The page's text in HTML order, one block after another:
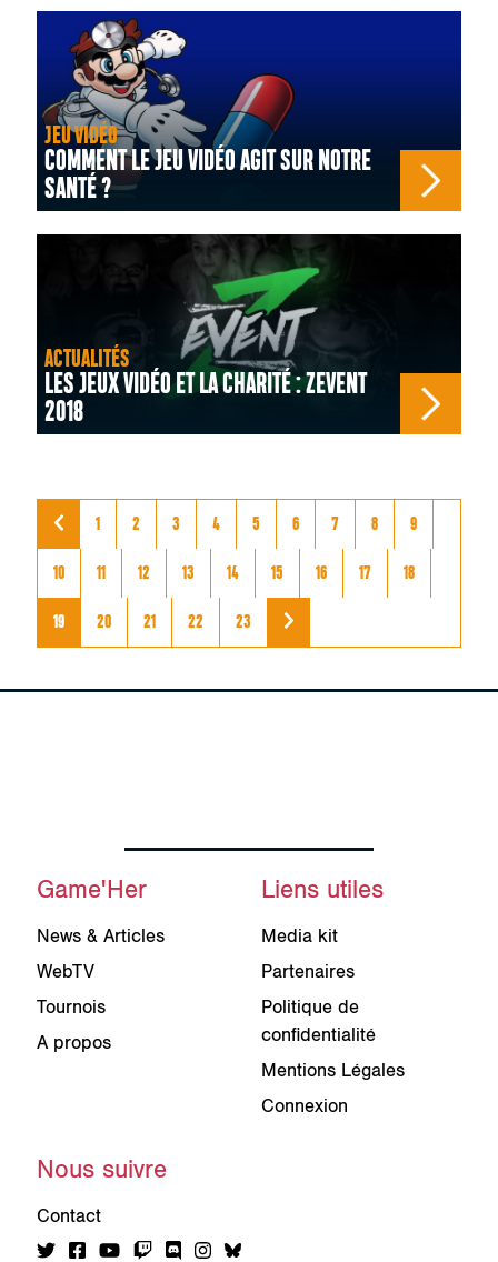
JEU VIDÉO
COMMENT LE JEU VIDÉO AGIT SUR NOTRE
SANTÉ ?
ACTUALITÉS
LES JEUX VIDÉO ET LA CHARITÉ : ZEVENT
2018
1 2 3 4 5 6 7 8 9
10 11 12 13 14 15 16 17 18
19 20 21 22 23
Game'Her
News & Articles
WebTV
Tournois
A propos
Liens utiles
Media kit
Partenaires
Politique de
confidentialité
Mentions Légales
Connexion
Nous suivre
Contact